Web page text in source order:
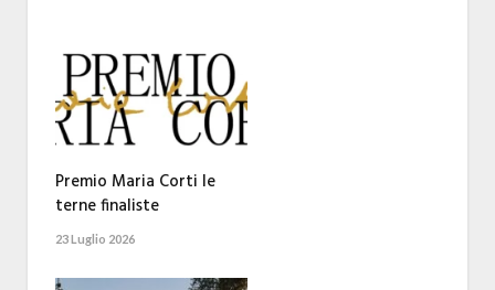
Premio Maria Corti le
terne finaliste
23 Luglio 2026